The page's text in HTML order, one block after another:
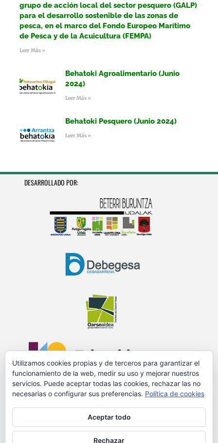
grupo de acción local del sector pesquero (GALP)
para el desarrollo sostenible de las zonas de
pesca, en el marco del Fondo Europeo Marítimo
de Pesca y de la Acuicultura (FEMPA)
Leer Más »
Behatoki Agroalimentario (Junio
2024)
Leer Más »
Behatoki Pesquero (Junio 2024)
Leer Más »
DESARROLLADO POR:
PROMOVIDO Y FINANCIADO POR:
Utilizamos cookies propias y de terceros para garantizar el
funcionamiento de la web, medir su uso y mejorar nuestros
servicios. Puede aceptar todas las cookies, rechazar las no
necesarias o configurar sus preferencias. Política de cookies
Aceptar todo
Rechazar